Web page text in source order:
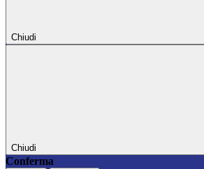
Chiudi
Chiudi
Conferma